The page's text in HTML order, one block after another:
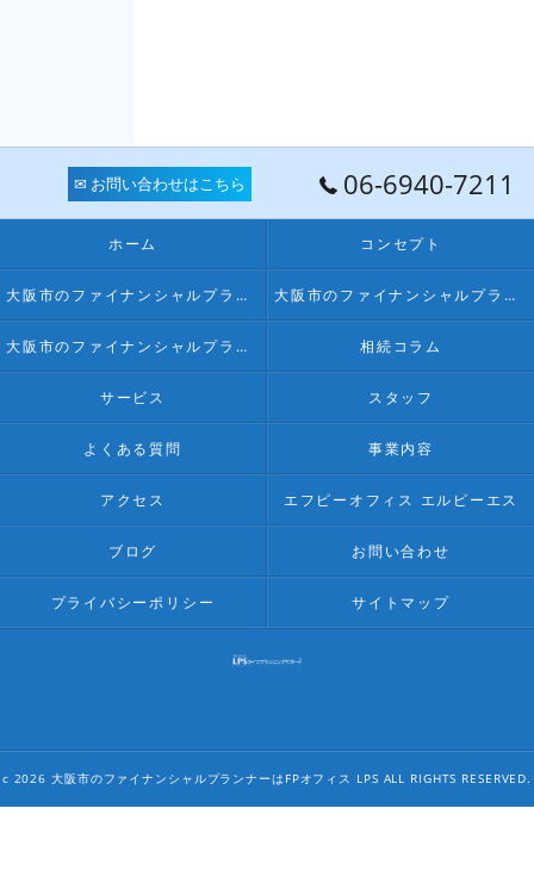
✉ お問い合わせはこちら 06-6940-7211
ホーム コンセプト
大阪市のファイナンシャルプランナー･FPオフィス LPSの口コミ情報 大阪市のファイナンシャルプランナー･FPオフィス LPSの評判
大阪市のファイナンシャルプランナー･FPオフィス LPSのお客様の声 相続コラム
サービス スタッフ
よくある質問 事業内容
アクセス エフピーオフィス エルピーエス
ブログ お問い合わせ
プライバシーポリシー サイトマップ
c 2026 大阪市のファイナンシャルプランナーはFPオフィス LPS ALL RIGHTS RESERVED.